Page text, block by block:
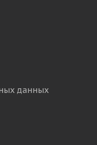
данных